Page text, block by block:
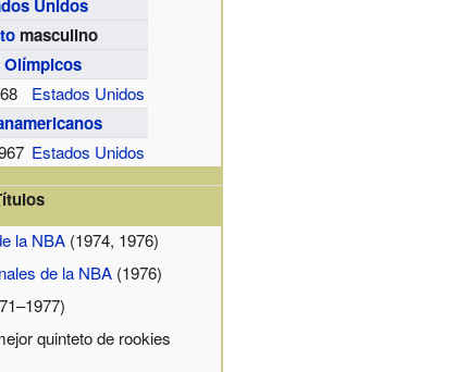
Unidos
masculino
Olímpicos
Estados Unidos
Estados Unidos
la NBA (1974, 1976)
de la NBA (1976)
quinteto de rookies